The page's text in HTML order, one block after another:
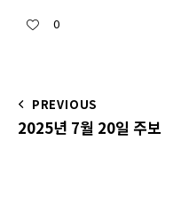
0
PREVIOUS
2025년 7월 20일 주보